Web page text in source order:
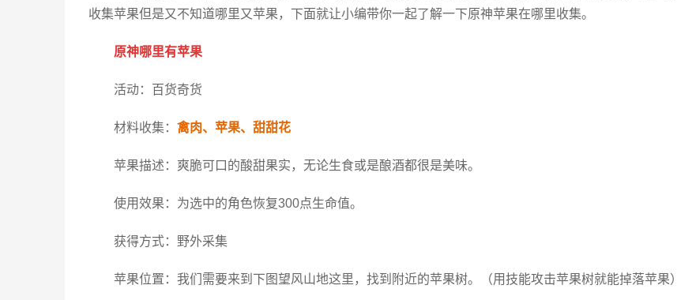
收集苹果但是又不知道哪里又苹果，下面就让小编带你一起了解一下原神苹果在哪里收集。
原神哪里有苹果
活动：百货奇货
材料收集： 禽肉、苹果、甜甜花
苹果描述：爽脆可口的酸甜果实，无论生食或是酿酒都很是美味。
使用效果：为选中的角色恢复300点生命值。
获得方式：野外采集
苹果位置：我们需要来到下图望风山地这里，找到附近的苹果树。（用技能攻击苹果树就能掉落苹果）